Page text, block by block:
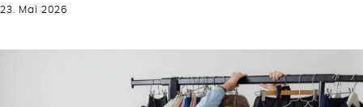
23. Mai 2026